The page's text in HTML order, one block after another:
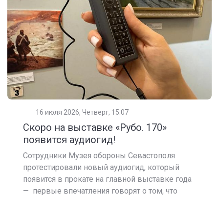
16 июля 2026, Четверг, 15:07
Скоро на выставке «Рубо. 170»
появится аудиогид!
Сотрудники Музея обороны Севастополя
протестировали новый аудиогид, который
появится в прокате на главной выставке года
— первые впечатления говорят о том, что